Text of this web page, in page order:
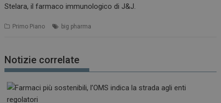
Stelara, il farmaco immunologico di J&J.
Primo Piano big pharma
Notizie correlate